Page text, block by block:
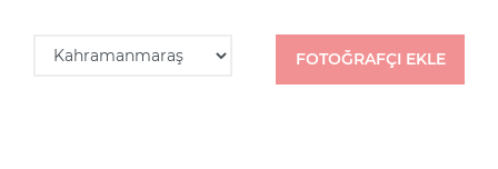
FOTOĞRAFÇI EKLE